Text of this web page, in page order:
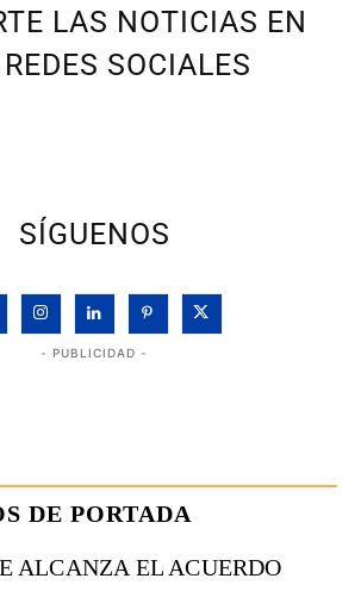
LAS NOTICIAS EN
SOCIALES
SÍGUENOS
- PUBLICIDAD -
DE PORTADA
ALCANZA EL ACUERDO